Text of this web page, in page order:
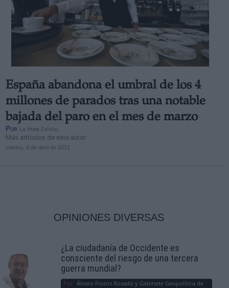
España abandona el umbral de los 4
millones de parados tras una notable
bajada del paro en el mes de marzo
Por La Hora Digital
Más artículos de este autor
martes, 6 de abril de 2021
OPINIONES DIVERSAS
¿La ciudadanía de Occidente es
consciente del riesgo de una tercera
guerra mundial?
Por Álvaro Frutos Rosado y Gabinete Geopolítica de